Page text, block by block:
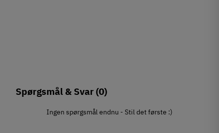
Spørgsmål & Svar(0)
Ingen spørgsmål endnu - Stil det første :)